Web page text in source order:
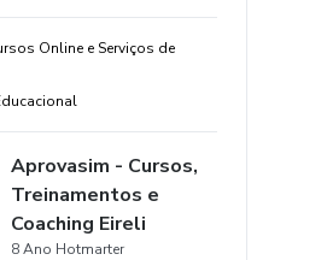
Online e Serviços de
Aprovasim - Cursos,
Treinamentos e
Coaching Eireli
8 Ano Hotmarter